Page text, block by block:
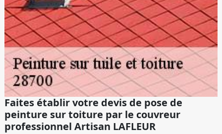
Faites établir votre devis de pose de
peinture sur toiture par le couvreur
professionnel Artisan LAFLEUR